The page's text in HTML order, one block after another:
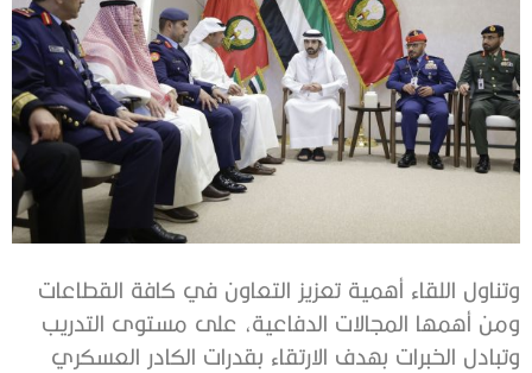
وتناول اللقاء أهمية تعزيز التعاون في كافة القطاعات
ومن أهمها المجالات الدفاعية، على مستوى التدريب
وتبادل الخبرات بهدف الارتقاء بقدرات الكادر العسكري